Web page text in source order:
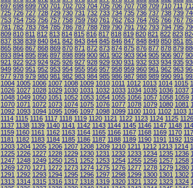
697 698 699 700 701 702 703 704 705 706 707 708 709 710 711
725 726 727 728 729 730 731 732 733 734 735 736 737 738 739
753 754 755 756 757 758 759 760 761 762 763 764 765 766 767
781 782 783 784 785 786 787 788 789 790 791 792 793 794 795
809 810 811 812 813 814 815 816 817 818 819 820 821 822 823
837 838 839 840 841 842 843 844 845 846 847 848 849 850 851
865 866 867 868 869 870 871 872 873 874 875 876 877 878 879
893 894 895 896 897 898 899 900 901 902 903 904 905 906 907
921 922 923 924 925 926 927 928 929 930 931 932 933 934 935
949 950 951 952 953 954 955 956 957 958 959 960 961 962 963
977 978 979 980 981 982 983 984 985 986 987 988 989 990 991
1004 1005 1006 1007 1008 1009 1010 1011 1012 1013 1014 1015
1026 1027 1028 1029 1030 1031 1032 1033 1034 1035 1036 1037
1048 1049 1050 1051 1052 1053 1054 1055 1056 1057 1058 1059
1070 1071 1072 1073 1074 1075 1076 1077 1078 1079 1080 1081
1092 1093 1094 1095 1096 1097 1098 1099 1100 1101 1102 1103
1114 1115 1116 1117 1118 1119 1120 1121 1122 1123 1124 1125 1126
1137 1138 1139 1140 1141 1142 1143 1144 1145 1146 1147 1148
1159 1160 1161 1162 1163 1164 1165 1166 1167 1168 1169 1170
1181 1182 1183 1184 1185 1186 1187 1188 1189 1190 1191 1192
1203 1204 1205 1206 1207 1208 1209 1210 1211 1212 1213 1214
1225 1226 1227 1228 1229 1230 1231 1232 1233 1234 1235 1236
1247 1248 1249 1250 1251 1252 1253 1254 1255 1256 1257 1258
1269 1270 1271 1272 1273 1274 1275 1276 1277 1278 1279 1280
1291 1292 1293 1294 1295 1296 1297 1298 1299 1300 1301 1302
1313 1314 1315 1316 1317 1318 1319 1320 1321 1322 1323 1324